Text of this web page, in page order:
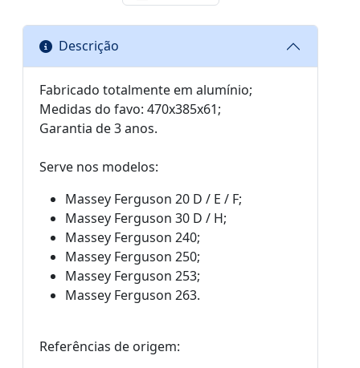
Descrição
Fabricado totalmente em alumínio;
Medidas do favo: 470x385x61;
Garantia de 3 anos.
Serve nos modelos:
Massey Ferguson 20 D / E / F;
Massey Ferguson 30 D / H;
Massey Ferguson 240;
Massey Ferguson 250;
Massey Ferguson 253;
Massey Ferguson 263.
Referências de origem: